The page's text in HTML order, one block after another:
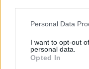
Please note that this
not limited to your visit
grant or deny consent
use your data for
Personal Data
I want to opt-out
personal data.
Opted In
Μπεκίρ